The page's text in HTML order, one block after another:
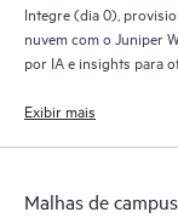
Integre (dia 0),
nuvem com o Juniper
por IA e insights para
Exibir mais
Malhas de